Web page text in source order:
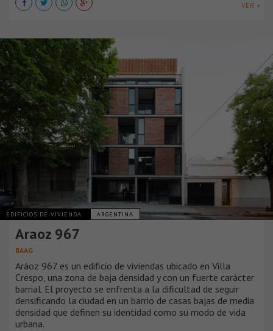
VER +
EDIFICIOS DE VIVIENDA ARGENTINA
Araoz 967
BAAG
Aráoz 967 es un edificio de viviendas ubicado en Villa
Crespo, una zona de baja densidad y con un fuerte carácter
barrial. El proyecto se enfrenta a la dificultad de seguir
densificando la ciudad en un barrio de casas bajas de media
densidad que definen su identidad como su modo de vida
urbana.